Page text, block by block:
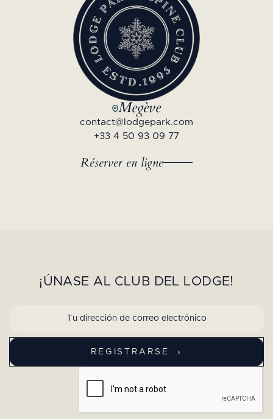
Megève
contact@lodgepark.com
+33 4 50 93 09 77
Réserver en ligne
¡ÚNASE AL CLUB DEL LODGE!